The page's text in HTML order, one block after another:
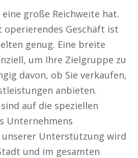
große Reichweite hat.
operierendes Geschäft ist
genug. Eine breite
um Ihre Zielgruppe zu
davon, ob Sie verkaufen,
anbieten.
auf die speziellen
Unternehmens
Unterstützung wird
und im gesamten